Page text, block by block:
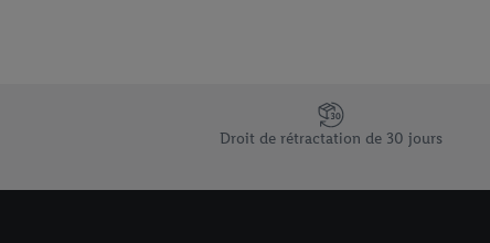
Droit de rétractation de 30 jours